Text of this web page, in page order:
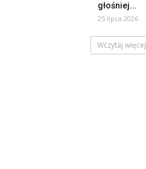
głośniej...
25 lipca 2026
Wczytaj więcej